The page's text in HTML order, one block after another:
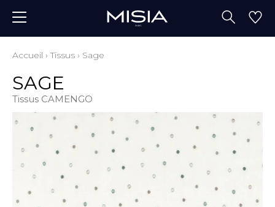
Accueil ›Tissus › Sage
SAGE
Tissus CAMENGO